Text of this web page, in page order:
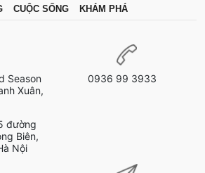
CUỘC SỐNG KHÁM PHÁ
Season
Xuân,
đường
Biên,
Nội
0936 99 3933